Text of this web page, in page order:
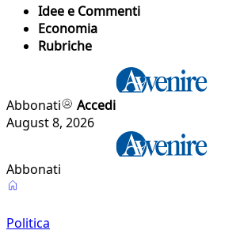
Idee e Commenti
Economia
Rubriche
Abbonati
Accedi
August 8, 2026
Abbonati
Politica